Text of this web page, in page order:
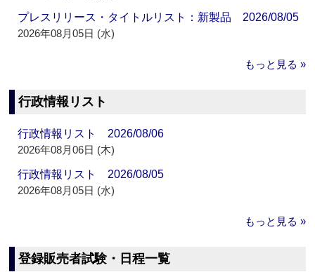
プレスリリース・タイトルリスト：新製品 2026/08/05
2026年08月05日 (水)
もっと見る »
行政情報リスト
行政情報リスト 2026/08/06
2026年08月06日 (木)
行政情報リスト 2026/08/05
2026年08月05日 (水)
もっと見る »
登録販売者試験・日程一覧